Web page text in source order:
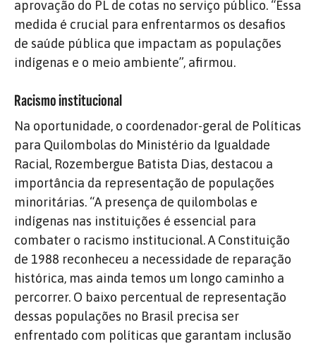
aprovação do PL de cotas no serviço público. “Essa
medida é crucial para enfrentarmos os desafios
de saúde pública que impactam as populações
indígenas e o meio ambiente”, afirmou.
Racismo institucional
Na oportunidade, o coordenador-geral de Políticas
para Quilombolas do Ministério da Igualdade
Racial, Rozembergue Batista Dias, destacou a
importância da representação de populações
minoritárias. “A presença de quilombolas e
indígenas nas instituições é essencial para
combater o racismo institucional. A Constituição
de 1988 reconheceu a necessidade de reparação
histórica, mas ainda temos um longo caminho a
percorrer. O baixo percentual de representação
dessas populações no Brasil precisa ser
enfrentado com políticas que garantam inclusão